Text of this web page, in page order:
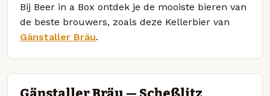
Bij Beer in a Box ontdek je de mooiste bieren van
de beste brouwers, zoals deze Kellerbier van
Gänstaller Bräu.